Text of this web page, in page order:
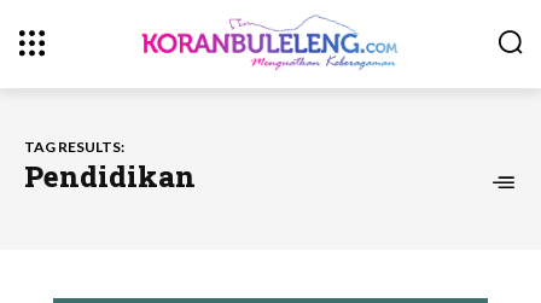
TAG RESULTS:
Pendidikan